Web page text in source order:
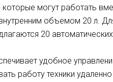
которые могут работать
объемом 20 л.
20
удобное
работу техники